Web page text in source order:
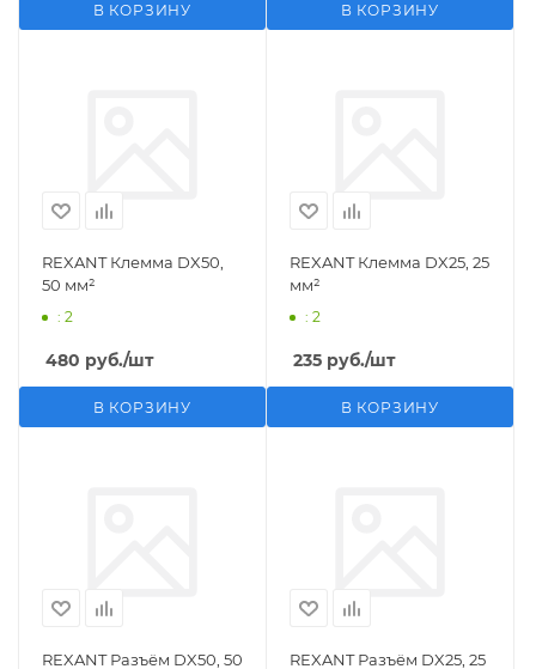
В КОРЗИНУ В КОРЗИНУ
REXANT Клемма DX50,
50 мм²
: 2
480 руб./шт
В КОРЗИНУ
REXANT Клемма DX25, 25
мм²
: 2
235 руб./шт
В КОРЗИНУ
REXANT Разъём DX50, 50
REXANT Разъём DX25, 25